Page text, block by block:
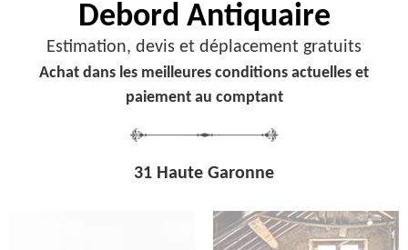
Debord Antiquaire
Estimation, devis et déplacement gratuits
Achat dans les meilleures conditions actuelles et
paiement au comptant
31 Haute Garonne